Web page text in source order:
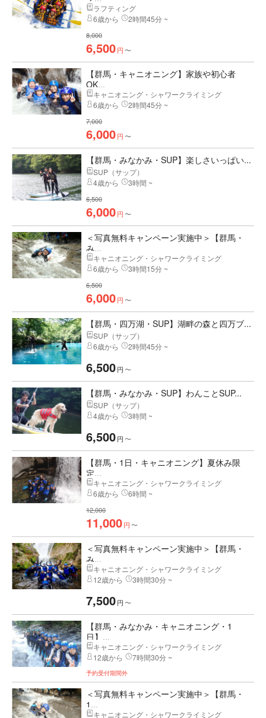
ラフティング
6歳から
2時間45分 ~
8,000
6,500円 〜
【群馬・キャニオニング】家族や初心者
OK...
キャニオニング・シャワークライミング
6歳から
2時間45分 ~
7,000
6,000円 〜
【群馬・みなかみ・SUP】楽しさいっぱい...
SUP（サップ）
4歳から
3時間 ~
6,500
6,000円 〜
＜写真無料キャンペーン実施中＞【群馬・
み...
キャニオニング・シャワークライミング
6歳から
3時間15分 ~
6,500
6,000円 〜
【群馬・四万湖・SUP】湖畔の森と四万ブ...
SUP（サップ）
6歳から
2時間45分 ~
6,500円 〜
【群馬・みなかみ・SUP】わんことSUP...
SUP（サップ）
4歳から
3時間 ~
6,500円 〜
【群馬・1日・キャニオニング】夏休み限
定...
キャニオニング・シャワークライミング
6歳から
6時間 ~
12,000
11,000円 〜
＜写真無料キャンペーン実施中＞【群馬・
み...
キャニオニング・シャワークライミング
12歳から
3時間30分 ~
7,500円 〜
【群馬・みなかみ・キャニオニング・1
日】...
キャニオニング・シャワークライミング
12歳から
7時間30分 ~
予約受付期間外
＜写真無料キャンペーン実施中＞【群馬・
1...
キャニオニング・シャワークライミング